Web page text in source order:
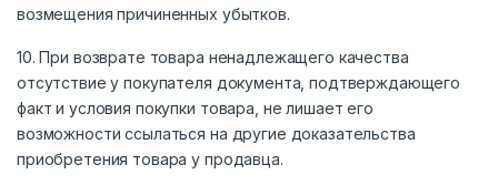
возмещения причиненных убытков.
10. При возврате товара ненадлежащего качества
отсутствие у покупателя документа, подтверждающего
факт и условия покупки товара, не лишает его
возможности ссылаться на другие доказательства
приобретения товара у продавца.